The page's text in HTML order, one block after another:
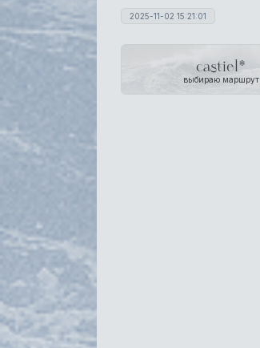
2025-11-02 15:21:01
castiel*
выбираю маршрут